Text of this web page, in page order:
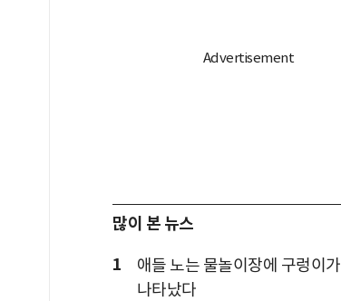
많이 본 뉴스
1
애들 노는 물놀이장에 구렁이가
나타났다